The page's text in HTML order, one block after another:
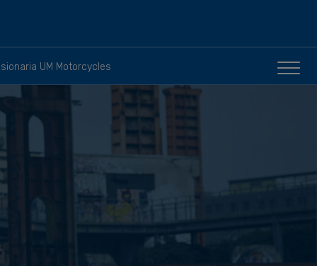
UM Motorcycles